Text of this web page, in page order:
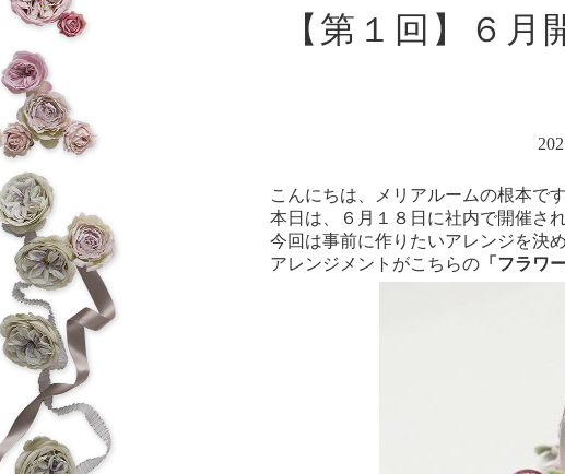
【第１回】６
こんにちは、メリアルームの根本です
本日は、６月１８日に社内で開催さ
今回は事前に作りたいアレンジを決
アレンジメントがこちらの 「フラワ